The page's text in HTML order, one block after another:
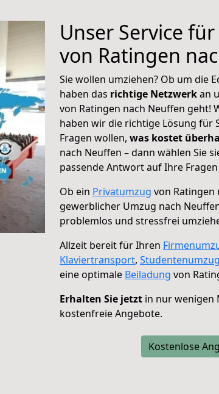
Unser Service
von Ratingen
Sie wollen umziehen? Ob um die
haben das richtige Netzwerkan
von Ratingen nach Neuffen geht!
haben wir die richtige Lösung für
Fragen wollen, was kostet
nach Neuffen – dann wählen Sie
passende Antwort auf Ihre
Ob ein Privatumzug von Ratingen
gewerblicher Umzug nach
problemlos und stressfrei
Allzeit bereit für Ihren
Klaviertransport, Studentenumzug
eine optimale Beiladung von
Erhalten Sie jetzt in nur wenigen
kostenfreie Angebote.
Kostenlose